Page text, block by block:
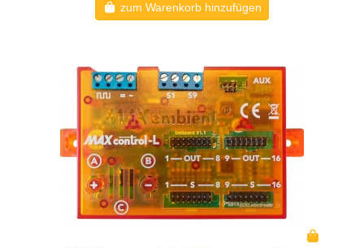
zum Warenkorb hinzufügen